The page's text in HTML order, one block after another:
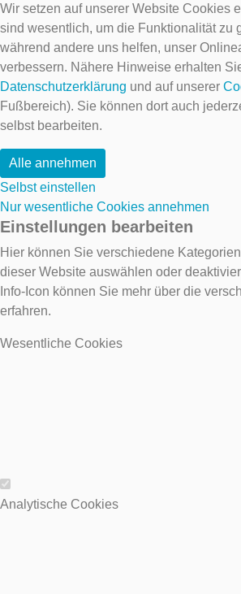
Wir setzen auf unserer Website Cookies
sind wesentlich, um die Funktionalität zu
während andere uns helfen, unser
verbessern. Nähere Hinweise erhalten
Datenschutzerklärung und auf unserer
Fußbereich). Sie können dort auch
selbst bearbeiten.
Alle annehmen
Selbst einstellen
Nur wesentliche Cookies annehmen
Einstellungen bearbeiten
Hier können Sie verschiedene
dieser Website auswählen oder
Info-Icon können Sie mehr über die
erfahren.
Wesentliche Cookies
Wesentliche Cookies
Analytische Cookies